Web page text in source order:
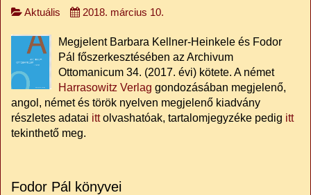
Aktuális 2018. március 10.
Megjelent Barbara Kellner-Heinkele és Fodor
Pál főszerkesztésében az Archivum
Ottomanicum 34. (2017. évi) kötete. A német
Harrasowitz Verlag gondozásában megjelenő,
angol, német és török nyelven megjelenő kiadvány
részletes adatai ittolvashatóak, tartalomjegyzéke pedig itt
tekinthető meg.
Fodor Pál könyvei